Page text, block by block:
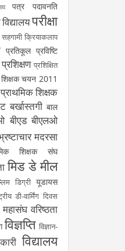
पत्र पदावनति
परीक्षा
सहगामी क्रियाकलाप
प्रतिकूल प्रविष्टि
प्रशिक्षण प्रशिक्षित
शिक्षक चयन 2011
प्राथमिक शिक्षक
बर्खास्तगी बाल
बीएड बीएलओ
मदरसा
शिक्षक संघ
मिड डे मील
डिग्री यूडायस
डी-वार्मिंग दिवस
महासंघ वरिष्ठता
विज्ञप्ति विज्ञान-
विद्यालय